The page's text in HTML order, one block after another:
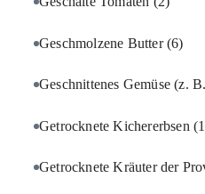
Geschmolzene Butter(6)
Geschnittenes Gemüse (z.
Getrocknete Kichererbsen
Getrocknete Kräuter der